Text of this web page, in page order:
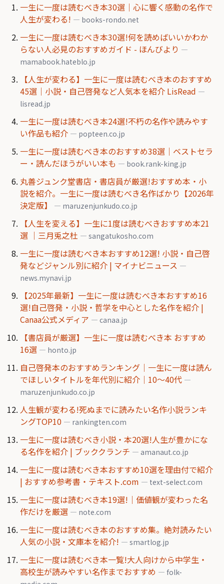
一生に一度は読むべき本30選｜心に響く感動の名作で
人生が変わる! — books-rondo.net
一生に一度は読むべき本30選!何を読めばいいかわか
らない人必見のおすすめガイド - ほんびより —
mamabook.hateblo.jp
【人生が変わる】一生に一度は読むべき本のおすすめ
45選｜小説・自己啓発など人気本を紹介 LisRead —
lisread.jp
一生に一度は読むべき本24選!不朽の名作や読みやす
い作品も紹介 — popteen.co.jp
一生に一度は読むべき本のおすすめ38選｜ベストセラ
ー・読んだほうがいい本も — book.rank-king.jp
丸善ジュンク堂書店・書店員が厳選!おすすめ本・小
説を紹介。一生に一度は読むべき名作ばかり【2026年
決定版】
— maruzenjunkudo.co.jp
【人生を変える】一生に1度は読むべきおすすめ本21
選 ｜三月兎之杜 — sangatukosho.com
一生に一度は読むべき本おすすめ12選! 小説・自己啓
発などジャンル別に紹介 | マイナビニュース —
news.mynavi.jp
【2025年最新】一生に一度は読むべき本おすすめ16
選!自己啓発・小説・哲学を中心とした名作を紹介 |
Canaa公式メディア — canaa.jp
【書店員が厳選】一生に一度は読むべき本 おすすめ
16選 — honto.jp
自己啓発本のおすすめランキング｜一生に一度は読ん
でほしいタイトルを年代別に紹介｜10〜40代 —
maruzenjunkudo.co.jp
人生観が変わる!死ぬまでに読みたい名作小説ランキ
ングTOP10 — rankingten.com
一生に一度は読むべき小説・本20選!人生が豊かにな
る名作を紹介 | ブッククランチ — amanaut.co.jp
一生に一度は読むべき本おすすめ10選を理由付で紹介
| おすすめ参考書・テキスト.com — text-select.com
一生に一度は読むべき本19選!｜価値観が変わった名
作だけを厳選 — note.com
一生に一度は読むべき本のおすすめ集。絶対読みたい
人気の小説・文庫本を紹介! — smartlog.jp
一生に一度は読むべき本一覧!大人向けから中学生・
高校生が読みやすい名作までおすすめ — folk-